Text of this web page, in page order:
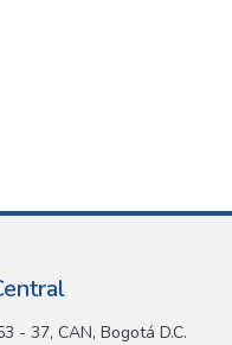
- 37, CAN, Bogotá D.C.